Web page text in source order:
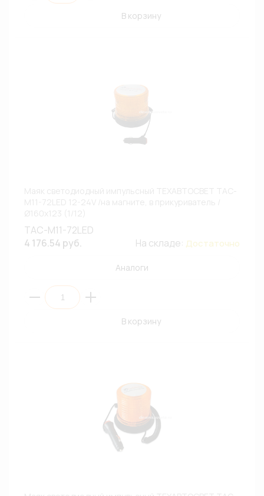
В корзину
ТАС-М11-72LED
4 176.54 руб.
На складе: Достаточно
Аналоги
В корзину